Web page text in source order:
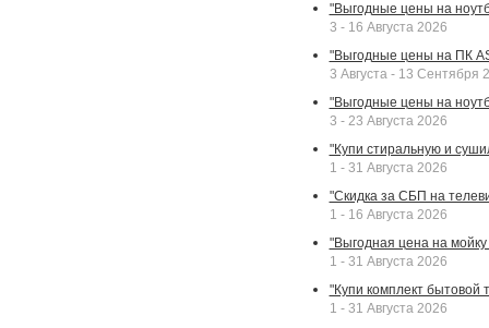
"Выгодные цены на
3 - 16 Августа 2026
"Выгодные цены на ПК
3 Августа - 13 Сентября
"Выгодные цены на
3 - 23 Августа 2026
"Купи стиральную и
1 - 31 Августа 2026
"Скидка за СБП на
1 - 16 Августа 2026
"Выгодная цена на
1 - 31 Августа 2026
"Купи комплект бытовой
1 - 31 Августа 2026